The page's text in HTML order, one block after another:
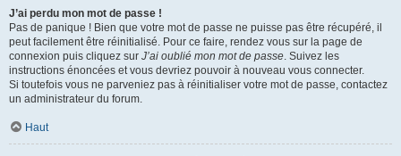
J’ai perdu mon mot de passe !
Pas de panique ! Bien que votre mot de passe ne puisse pas être récupéré, il
peut facilement être réinitialisé. Pour ce faire, rendez vous sur la page de
connexion puis cliquez sur J’ai oublié mon mot de passe. Suivez les
instructions énoncées et vous devriez pouvoir à nouveau vous connecter.
Si toutefois vous ne parveniez pas à réinitialiser votre mot de passe, contactez
un administrateur du forum.
Haut